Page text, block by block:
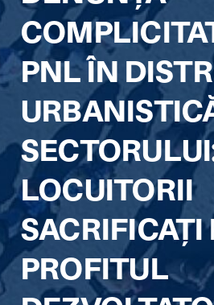
PNL ÎN
LOCUITORII
SACRIFICAȚI
PROFITUL